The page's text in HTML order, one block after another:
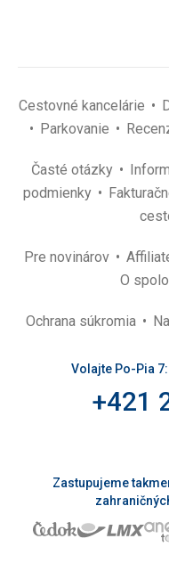
Cestovné kancelárie
Parkovanie
Časté otázky
podmienky
Pre novinárov
O
Ochrana súkromia
Volajte Po-Pia
+421
Zastupujeme